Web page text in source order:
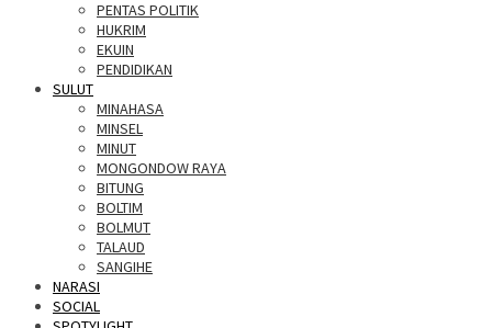
PENTAS POLITIK
HUKRIM
EKUIN
PENDIDIKAN
SULUT
MINAHASA
MINSEL
MINUT
MONGONDOW RAYA
BITUNG
BOLTIM
BOLMUT
TALAUD
SANGIHE
NARASI
SOCIAL